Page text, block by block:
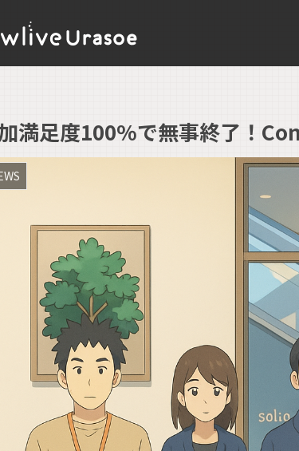
満足度100%で無事終了！